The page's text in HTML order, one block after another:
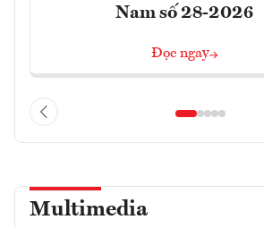
Nam số 28-2026
Đọc ngay
Multimedia